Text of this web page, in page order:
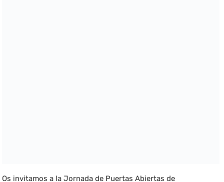
Os invitamos a la Jornada de Puertas Abiertas de